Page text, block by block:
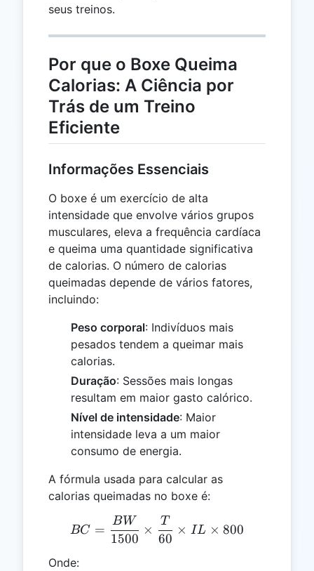
seus treinos.
Por que o Boxe Queima
Calorias: A Ciência por
Trás de um Treino
Eficiente
Informações Essenciais
O boxe é um exercício de alta
intensidade que envolve vários grupos
musculares, eleva a frequência cardíaca
e queima uma quantidade significativa
de calorias. O número de calorias
queimadas depende de vários fatores,
incluindo:
Peso corporal: Indivíduos mais
pesados tendem a queimar mais
calorias.
Duração: Sessões mais longas
resultam em maior gasto calórico.
Nível de intensidade: Maior
intensidade leva a um maior
consumo de energia.
A fórmula usada para calcular as
calorias queimadas no boxe é:
BC = \frac{BW}{1500}
BC =
1500
BW
×
60
T
× IL × 800
Onde: